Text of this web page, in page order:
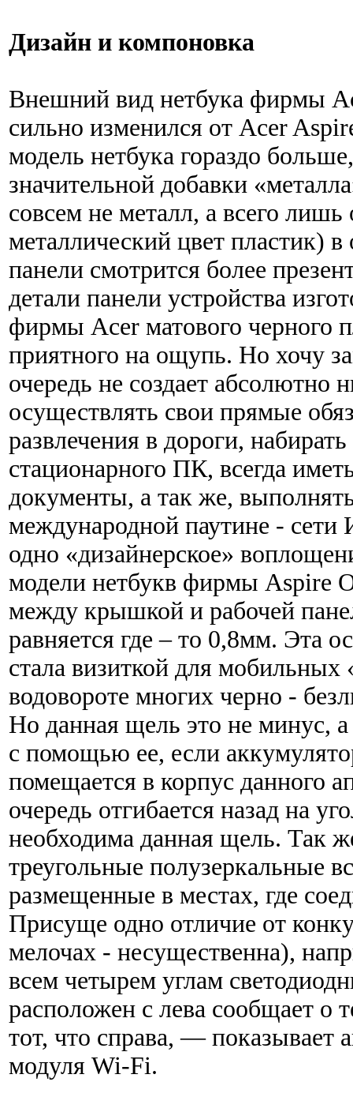
Дизайн и компоновка
Внешний вид нетбука фирмы
сильно изменился от Acer
модель нетбука гораздо
значительной добавки
совсем не металл, а всего
металлический цвет пластик)
панели смотрится более
детали панели устройства
фирмы Acer матового черного
приятного на ощупь. Но хочу
очередь не создает абсолютно
осуществлять свои прямые
развлечения в дороги,
стационарного ПК, всегда
документы, а так же,
международной паутине - сети
одно «дизайнерское»
модели нетбукв фирмы Aspire
между крышкой и рабочей
равняется где – то 0,8мм. Эта
стала визиткой для мобильных
водовороте многих черно -
Но данная щель это не минус, а
с помощью ее, если
помещается в корпус данного
очередь отгибается назад на
необходима данная щель. Так
треугольные полузеркальные
размещенные в местах, где
Присуще одно отличие от
мелочах - несущественна),
всем четырем углам
расположен с лева сообщает о
тот, что справа, — показывает
модуля Wi-Fi.